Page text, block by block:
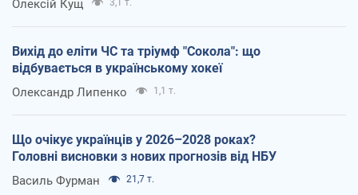
Олексій Кущ
Вихід до еліти ЧС та тріумф "Сокола": що
відбувається в українському хокеї
Олександр Липенко 1,1 т.
Що очікує українців у 2026–2028 роках?
Головні висновки з нових прогнозів від НБУ
Василь Фурман 21,7 т.